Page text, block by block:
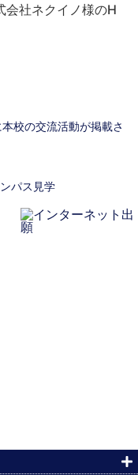
会社ネクイノ様のH
校の交流活動が掲載さ
パス見学